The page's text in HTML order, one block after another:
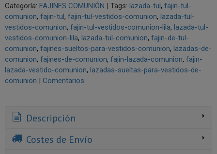
Categoría: FAJINES COMUNIÓN Tags: lazada-tul
fajin-tul-
comunion fajin-tul fajin-tul-vestidos-comunion
lazada-tul-
vestidos-comunion fajin-tul-vestidos-comunion-lila
lazada-tul-
vestidos-comunion-lila
lazada-tul-comunion fajin-de-tul-
comunion fajines-sueltos-para-vestidos-comunion
lazadas-de-
comunion fajines-de-comunion fajin-lazada-comunion fajin-
lazada-vestido-comunion
lazadas-sueltas-para-vestidos-de-
comunion
Comentarios
Descripción
Costes de Envío